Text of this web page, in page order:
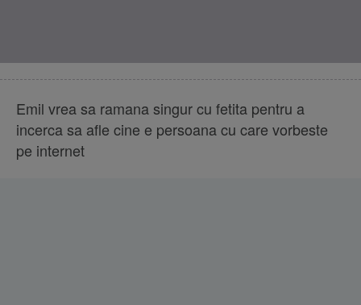
Emil vrea sa ramana singur cu fetita pentru a
incerca sa afle cine e persoana cu care vorbeste
pe internet